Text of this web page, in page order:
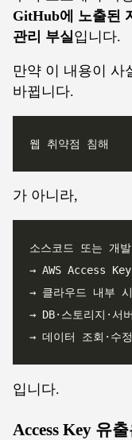
GitHub에 노출된
관리 부실 입니다.
만약 이 내용이 사
바뀝니다.
가 아니라,
입니다.
Access Key 유